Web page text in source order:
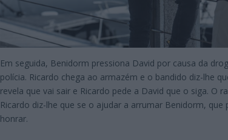
Em seguida, Benidorm pressiona David por causa da
polícia. Ricardo chega ao armazém e o bandido diz-lhe
revela que vai sair e Ricardo pede a David que o siga. O
Ricardo diz-lhe que se o ajudar a arrumar Benidorm,
honrar.